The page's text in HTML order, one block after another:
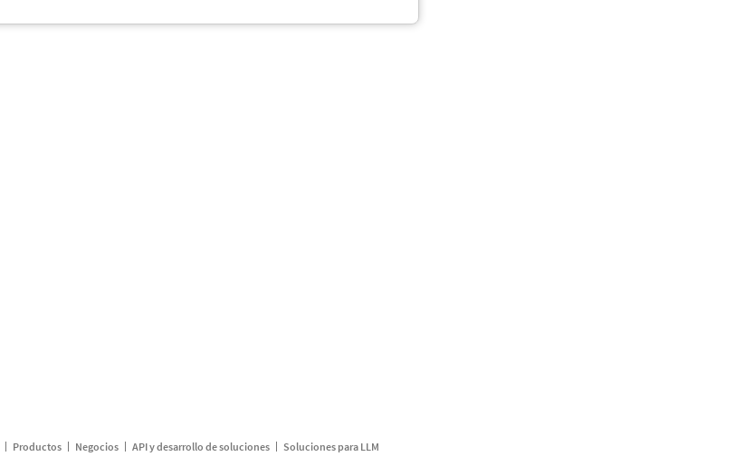
Productos Negocios API y desarrollo de soluciones Soluciones para LLM